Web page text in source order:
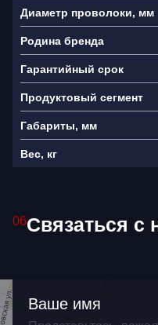
Диаметр проволоки, мм
Родина бренда
Гарантийный срок
Продуктовый сегмент
Габариты, мм
Вес, кг
06Связаться с
Ваше имя